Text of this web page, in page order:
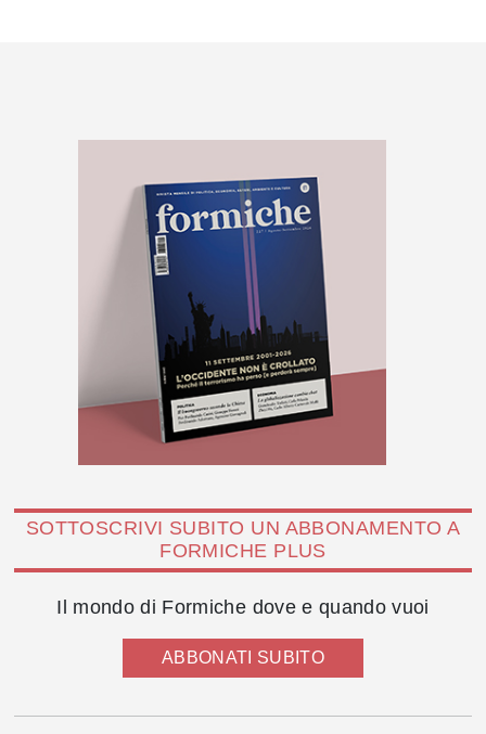
SOTTOSCRIVI SUBITO UN ABBONAMENTO A
FORMICHE PLUS
Il mondo di Formiche dove e quando vuoi
ABBONATI SUBITO